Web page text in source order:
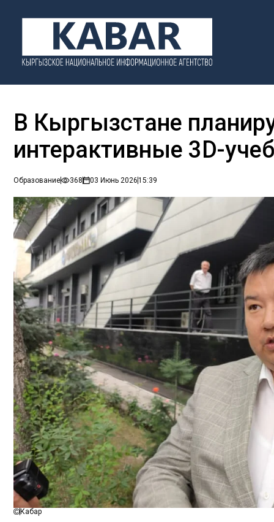
В Кыргызстане
интерактивные 3D-
Образование 368 03 Июнь 202615:39
Кабар